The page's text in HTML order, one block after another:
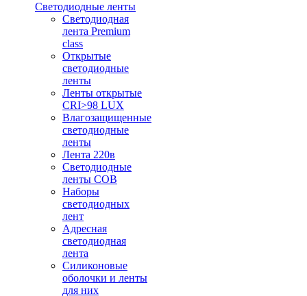
Светодиодные ленты
Светодиодная
лента Premium
class
Открытые
светодиодные
ленты
Ленты открытые
CRI>98 LUX
Влагозащищенные
светодиодные
ленты
Лента 220в
Светодиодные
ленты COB
Наборы
светодиодных
лент
Адресная
светодиодная
лента
Силиконовые
оболочки и ленты
для них